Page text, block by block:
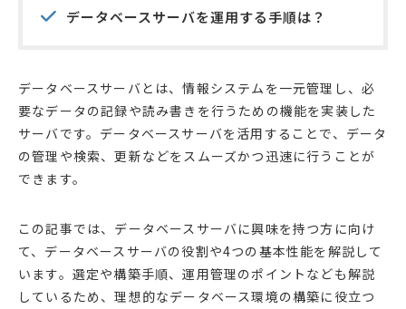
データベースサーバを運用する手順は？
データベースサーバとは、情報システムを一元管理し、必
要なデータの記録や読み書きを行うための機能を実装した
サーバです。データベースサーバを活用することで、データ
の管理や検索、更新などをスムーズかつ迅速に行うことが
できます。
この記事では、データベースサーバに興味を持つ方に向け
て、データベースサーバの役割や4つの基本性能を解説して
います。選定や構築手順、運用管理のポイントなども解説
しているため、理想的なデータベース環境の構築に役立つ